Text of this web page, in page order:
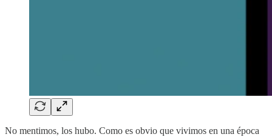
No mentimos, los hubo. Como es obvio que vivimos en una época